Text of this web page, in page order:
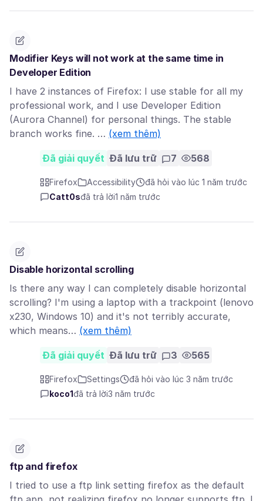
Modifier Keys will not work at the same time in
Developer Edition
I have 2 instances of Firefox: I use stable for all my
professional work, and I use Developer Edition
(Aurora Channel) for personal things. The stable
branch works fine. … (xem thêm)
Đã giải quyết Đã lưu trữ 7 568
Firefox Accessibility
đã hỏi vào lúc 1 năm trước
Catt0sđã trả lời1 năm trước
Disable horizontal scrolling
Is there any way I can completely disable horizontal
scrolling? I'm using a laptop with a trackpoint (lenovo
x230, Windows 10) and it's not terribly accurate,
which means… (xem thêm)
Đã giải quyết Đã lưu trữ 3 565
Firefox Settings
đã hỏi vào lúc 3 năm trước
koco1đã trả lời3 năm trước
ftp and firefox
I tried to use a ftp link setting firefox as the default